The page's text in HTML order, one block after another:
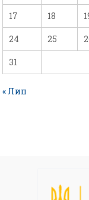
17 18
24 25
31
« Лип